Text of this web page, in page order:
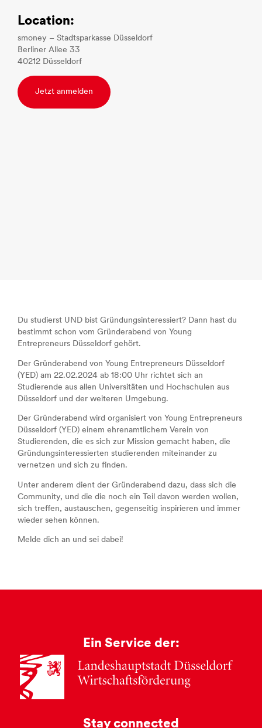
Location:
smoney – Stadtsparkasse Düsseldorf
Berliner Allee 33
40212 Düsseldorf
Jetzt anmelden
Du studierst UND bist Gründungsinteressiert? Dann hast du
bestimmt schon vom Gründerabend von Young
Entrepreneurs Düsseldorf gehört.
Der Gründerabend von Young Entrepreneurs Düsseldorf
(YED) am 22.02.2024 ab 18:00 Uhr richtet sich an
Studierende aus allen Universitäten und Hochschulen aus
Düsseldorf und der weiteren Umgebung.
Der Gründerabend wird organisiert von Young Entrepreneurs
Düsseldorf (YED) einem ehrenamtlichem Verein von
Studierenden, die es sich zur Mission gemacht haben, die
Gründungsinteressierten studierenden miteinander zu
vernetzen und sich zu finden.
Unter anderem dient der Gründerabend dazu, dass sich die
Community, und die die noch ein Teil davon werden wollen,
sich treffen, austauschen, gegenseitig inspirieren und immer
wieder sehen können.
Melde dich an und sei dabei!
Ein Service der:
Stay connected